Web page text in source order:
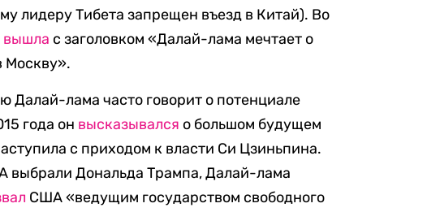
лидеру Тибета запрещен въезд в Китай). Во
вышла с заголовком «Далай-лама мечтает о
Москву».
Далай-лама часто говорит о потенциале
года он высказывался о большом будущем
с приходом к власти Си Цзиньпина.
выбрали Дональда Трампа, Далай-лама
США «ведущим государством свободного